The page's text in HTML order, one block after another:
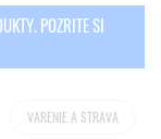
POZRITE SI
VARENIE A STRAVA